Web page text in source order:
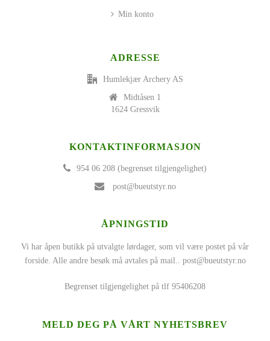
Min konto
ADRESSE
Humlekjær Archery AS
Midtåsen 1
1624 Gressvik
KONTAKTINFORMASJON
954 06 208 (begrenset tilgjengelighet)
post@bueutstyr.no
ÅPNINGSTID
Vi har åpen butikk på utvalgte lørdager, som vil være postet på vår
forside. Alle andre besøk må avtales på mail.. post@bueutstyr.no
Begrenset tilgjengelighet på tlf 95406208
MELD DEG PÅ VÅRT NYHETSBREV